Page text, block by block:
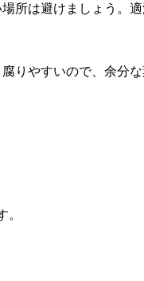
所は避けましょう。
りやすいので、余分